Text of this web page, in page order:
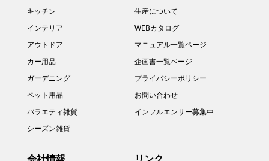
キッチン
インテリア
アウトドア
カー用品
ガーデニング
ペット用品
バラエティ雑貨
シーズン雑貨
生産について
WEBカタログ
マニュアル一覧ページ
企画書一覧ページ
プライバシーポリシー
お問い合わせ
インフルエンサー募集中